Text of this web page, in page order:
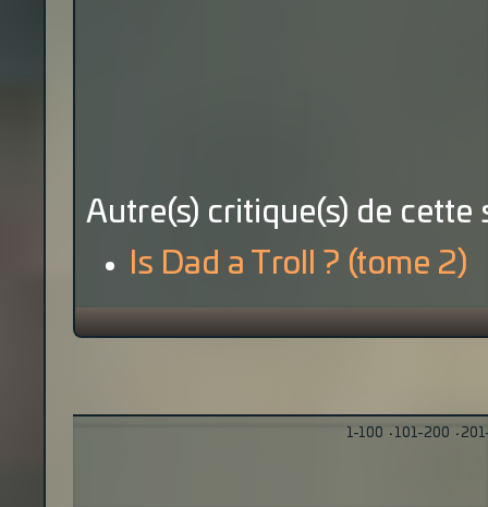
Autre(s) critique(s) de cette
Is Dad a Troll ? (tome 2)
1-100 · 101-200 ·